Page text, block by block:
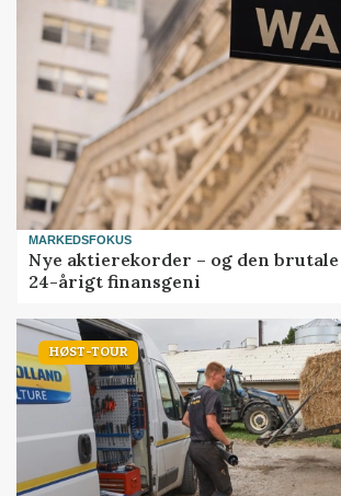
MARKEDSFOKUS
Nye aktierekorder – og den
24-årigt finansgeni
HØST-TOUR